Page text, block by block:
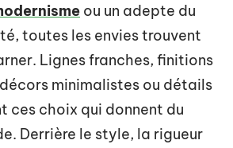
ou un adepte du
toutes les envies trouvent
Lignes franches, finitions
minimalistes ou détails
ces choix qui donnent du
Derrière le style, la rigueur